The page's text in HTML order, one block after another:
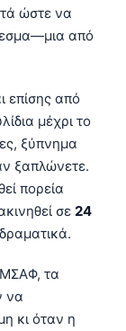
ώστε να
από
επίσης από
μέχρι το
ξύπνημα
ξαπλώνετε.
πορεία
σε 24
ΜΣΑΦ, τα
να
κι όταν η